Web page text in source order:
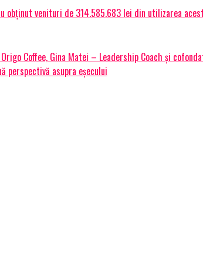
venituri de 314.585.683 lei din utilizarea
Coffee, Gina Matei – Leadership Coach și
perspectivă asupra eșecului